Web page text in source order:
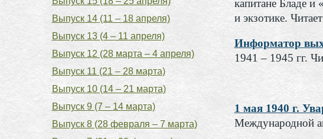
капитане Бладе и
и экзотике.
Информатор
1941 – 1945 гг.
1 мая 1940 г.
Международной
Выпуск 14 (11 – 18 апреля)
Выпуск 13 (4 – 11 апреля)
Выпуск 12 (28 марта – 4 апреля)
Выпуск 11 (21 – 28 марта)
Выпуск 10 (14 – 21 марта)
Выпуск 9 (7 – 14 марта)
Выпуск 8 (28 февраля – 7 марта)